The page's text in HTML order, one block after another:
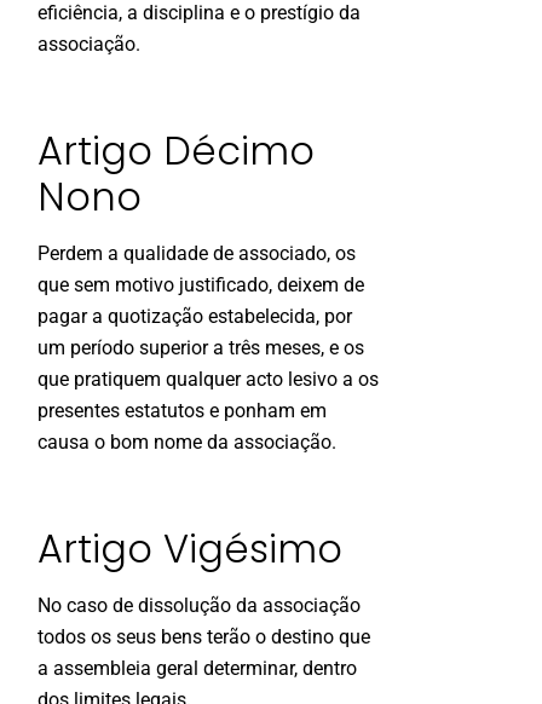
eficiência, a disciplina e o prestígio da
associação.
Artigo Décimo
Nono
Perdem a qualidade de associado, os
que sem motivo justificado, deixem de
pagar a quotização estabelecida, por
um período superior a três meses, e os
que pratiquem qualquer acto lesivo a os
presentes estatutos e ponham em
causa o bom nome da associação.
Artigo Vigésimo
No caso de dissolução da associação
todos os seus bens terão o destino que
a assembleia geral determinar, dentro